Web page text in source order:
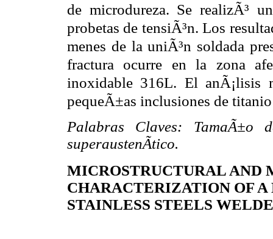
de microdureza. Se realizÃ³
probetas de tensiÃ³n. Los
menes de la uniÃ³n soldada
fractura ocurre en la zona
inoxidable 316L. El anÃ¡lisis
pequeÃ±as inclusiones de
Palabras Claves: TamaÃ±o
superaustenÃ­tico.
MICROSTRUCTURAL AND
CHARACTERIZATION OF
STAINLESS STEELS